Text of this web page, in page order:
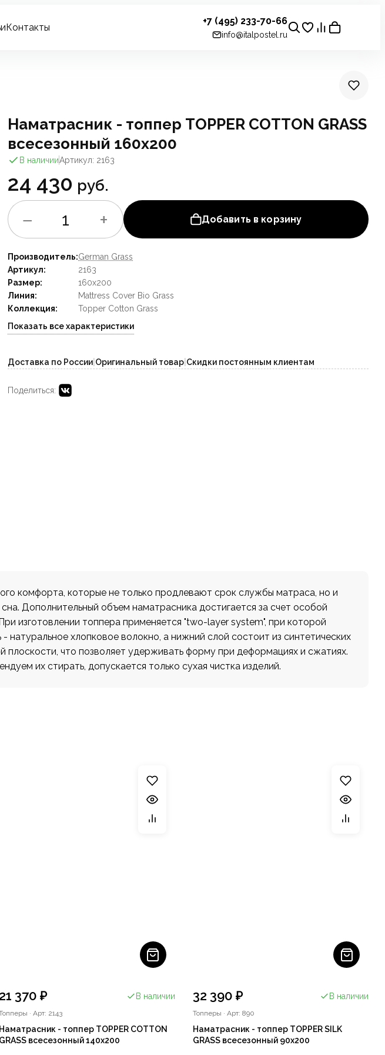
Контакты
+7 (495) 233-70-66
info@italpostel.ru
Наматрасник - топпер TOPPER COTTON GRASS
всесезонный 160x200
В наличииАртикул: 2163
24 430 руб.
− 1 + Добавить в корзину
Производитель:German Grass
Артикул:
2163
Размер:
160x200
Линия:
Mattress Cover Bio Grass
Коллекция:
Topper Cotton Grass
Показать все характеристики
Доставка по России Оригинальный товар Скидки постоянным клиентам
Поделиться:
комфорта, которые не только продлевают срок службы матраса, но и
Дополнительный объем наматрасника достигается за счет особой
изготовлении топпера применяется "two-layer system", при которой
хлопковое волокно, а нижний слой состоит из синтетических
что позволяет удерживать форму при деформациях и сжатиях.
их стирать, допускается только сухая чистка изделий.
21 370 ₽ В наличии
· Арт: 2143
Наматрасник - топпер TOPPER COTTON
GRASS всесезонный 140x200
32 390 ₽ В наличии
Топперы · Арт: 890
Наматрасник - топпер TOPPER SILK
GRASS всесезонный 90х200